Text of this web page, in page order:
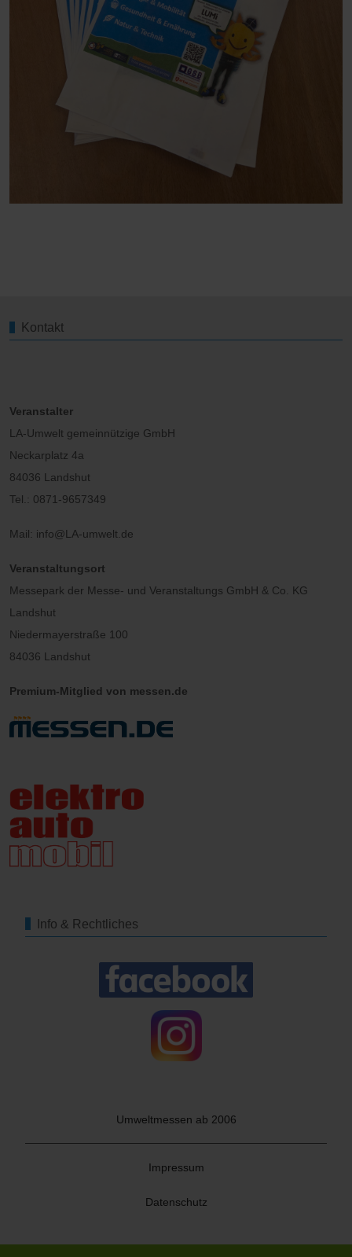
Kontakt
Veranstalter
LA-Umwelt gemeinnützige GmbH
Neckarplatz 4a
84036 Landshut
Tel.: 0871-9657349
Mail: info@LA-umwelt.de
Veranstaltungsort
Messepark der Messe- und Veranstaltungs GmbH & Co. KG
Landshut
Niedermayerstraße 100
84036 Landshut
Premium-Mitglied von messen.de
Info & Rechtliches
Umweltmessen ab 2006
Impressum
Datenschutz